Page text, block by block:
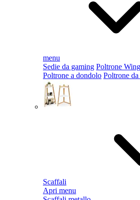
menu
Sedie da gaming Poltrone
Poltrone a dondolo Poltrone
Scaffali
Apri menu